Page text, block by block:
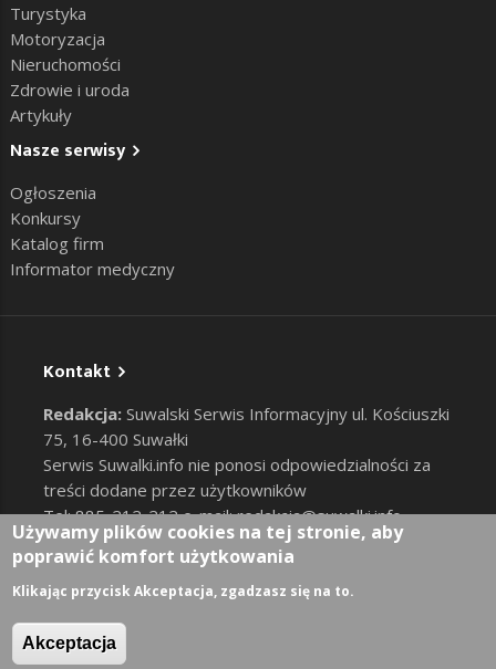
Turystyka
Motoryzacja
Nieruchomości
Zdrowie i uroda
Artykuły
Nasze serwisy
Ogłoszenia
Konkursy
Katalog firm
Informator medyczny
Kontakt
Redakcja: Suwalski Serwis Informacyjny ul. Kościuszki
75, 16-400 Suwałki
Serwis Suwalki.info nie ponosi odpowiedzialności za
treści dodane przez użytkowników
Tel: 885-212-212 e-mail:redakcja@suwalki.info,
reklama@suwalki.info
RODO |Cookies
User account menu
Zaloguj
Używamy plików cookies na tej stronie, aby
poprawić komfort użytkowania
Klikając przycisk Akceptacja, zgadzasz się na to.
Akceptacja